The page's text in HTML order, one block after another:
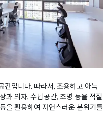
간입니다. 따라서, 조용하고 아늑
과 의자, 수납공간, 조명 등을 적절
을 활용하여 자연스러운 분위기를